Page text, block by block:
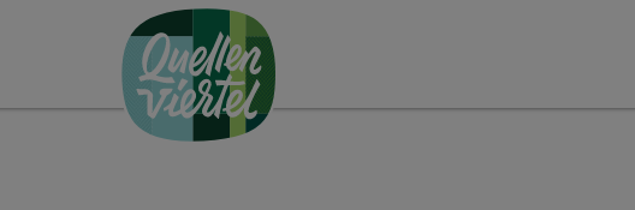
Zum InhaltAccesskey
[0]
Zur NavigationAccesskey
Zum Seitenanfang Accesskey